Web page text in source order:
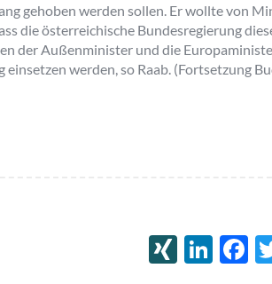
gehoben werden sollen. Er wollte von
die österreichische Bundesregierung
der Außenminister und die
werden, so Raab. (Fortsetzung
XING